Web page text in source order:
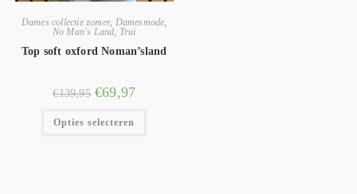
Dames collectie zomer, Damesmode
No Man's Land Trui
Top soft oxford Noman’sland
€139,95 €69,97
Opties selecteren